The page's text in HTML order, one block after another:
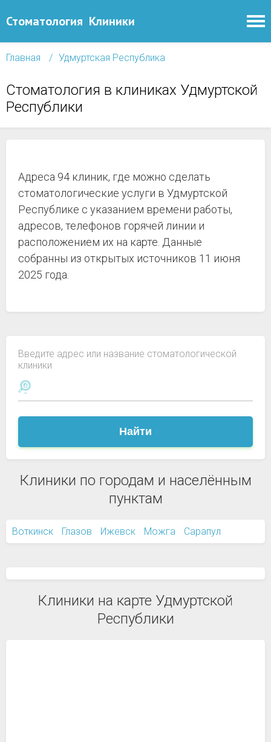
Стоматология Клиники
Главная Удмуртская Республика
Стоматология в клиниках Удмуртской
Республики
Адреса 94 клиник, где можно сделать
стоматологические услуги в Удмуртской
Республике с указанием времени работы,
адресов, телефонов горячей линии и
расположением их на карте. Данные
собранны из открытых источников 11 июня
2025 года.
Введите адрес или название стоматологической
клиники
Найти
Клиники по городам и населённым
пунктам
Воткинск Глазов Ижевск Можга Сарапул
Клиники на карте Удмуртской
Республики